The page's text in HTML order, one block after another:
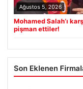
Ağustos 5, 2026
Mohamed Salah’ı
pişman ettiler!
Son Eklenen